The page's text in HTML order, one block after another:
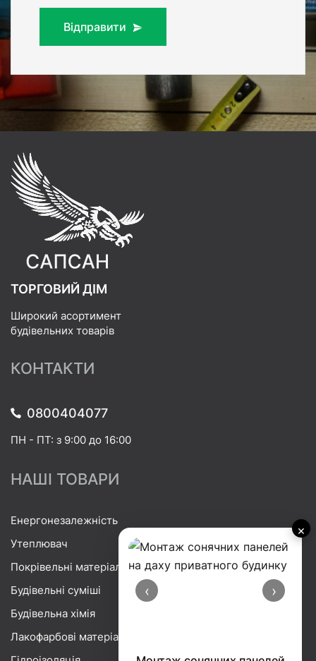
×
‹ ›
Відправити
ТОРГОВИЙ ДІМ
Широкий асортимент
будівельних товарів
КОНТАКТИ
0800404077
ПН - ПТ: з 9:00 до 16:00
НАШІ ТОВАРИ
Енергонезалежність
Утеплювач
Покрівельні матеріали
Будівельні суміші
Будівельна хімія
Лакофарбові матеріали